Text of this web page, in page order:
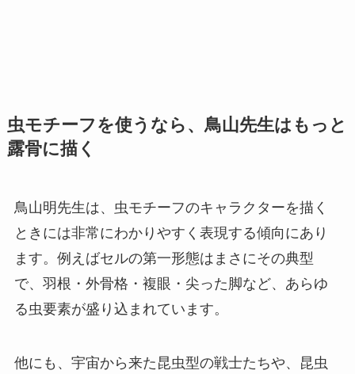
虫モチーフを使うなら、鳥山先生はもっと
露骨に描く
鳥山明先生は、虫モチーフのキャラクターを描く
ときには非常にわかりやすく表現する傾向にあり
ます。例えばセルの第一形態はまさにその典型
で、羽根・外骨格・複眼・尖った脚など、あらゆ
る虫要素が盛り込まれています。
他にも、宇宙から来た昆虫型の戦士たちや、昆虫